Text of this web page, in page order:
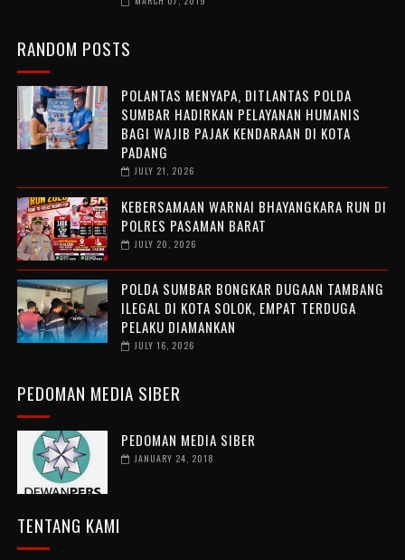
RANDOM POSTS
POLANTAS MENYAPA, DITLANTAS POLDA
SUMBAR HADIRKAN PELAYANAN HUMANIS
BAGI WAJIB PAJAK KENDARAAN DI KOTA
PADANG
JULY 21, 2026
KEBERSAMAAN WARNAI BHAYANGKARA RUN DI
POLRES PASAMAN BARAT
JULY 20, 2026
POLDA SUMBAR BONGKAR DUGAAN TAMBANG
ILEGAL DI KOTA SOLOK, EMPAT TERDUGA
PELAKU DIAMANKAN
JULY 16, 2026
PEDOMAN MEDIA SIBER
PEDOMAN MEDIA SIBER
JANUARY 24, 2018
TENTANG KAMI